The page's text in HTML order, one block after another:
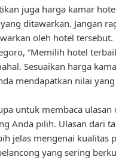
juga harga kamar
ditawarkan. Jangan
oleh hotel
“Memilih hotel
Sesuaikan harga
mendapatkan nilai yang
untuk membaca
Anda pilih. Ulasan dari
jelas mengenai kualitas
yang sering